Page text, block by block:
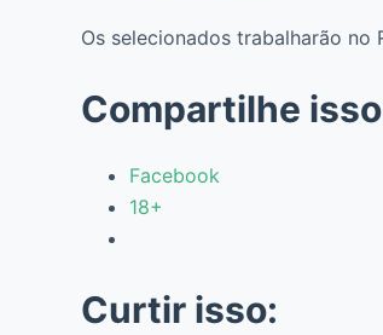
Os selecionados trabalharão no
Compartilhe
Facebook
18+
Curtir isso: